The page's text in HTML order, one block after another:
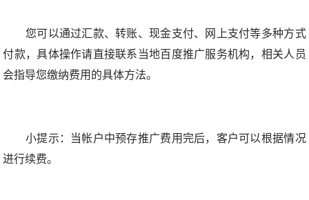
您可以通过汇款、转账、现金支付、网上支付等多种方式
付款，具体操作请直接联系当地百度推广服务机构，相关人员
会指导您缴纳费用的具体方法。
小提示：当帐户中预存推广费用完后，客户可以根据情况
进行续费。